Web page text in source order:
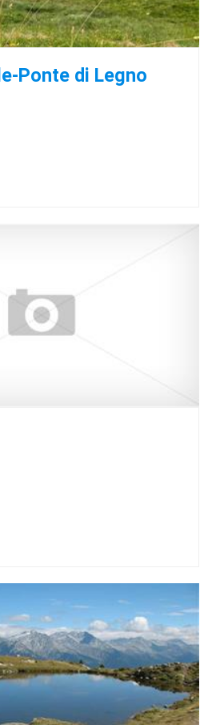
Ponte di Legno